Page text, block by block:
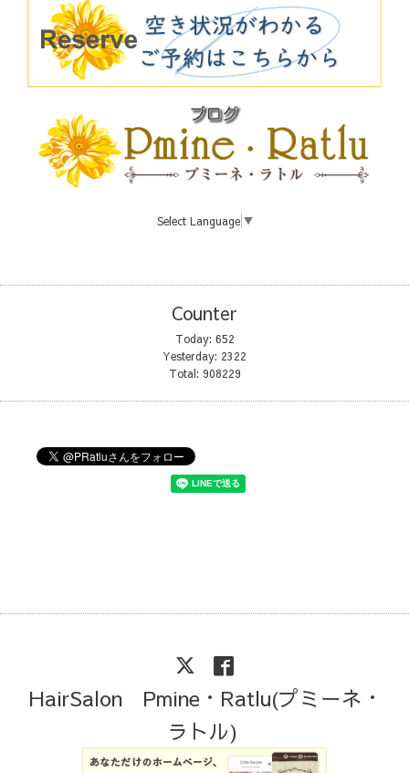
Select Language ▼
Counter
Today: 652
Yesterday: 2322
Total: 908229
HairSalon Pmine・Ratlu(プミーネ・
ラトル)